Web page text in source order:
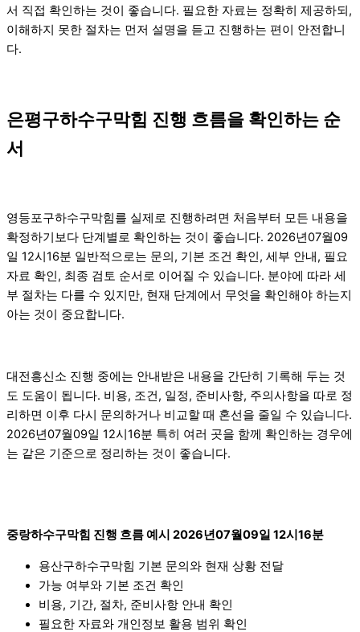
서 직접 확인하는 것이 좋습니다. 필요한 자료는 정확히 제공하되,
이해하지 못한 절차는 먼저 설명을 듣고 진행하는 편이 안전합니
다.
은평구하수구막힘 진행 흐름을 확인하는 순
서
영등포구하수구막힘를 실제로 진행하려면 처음부터 모든 내용을
확정하기보다 단계별로 확인하는 것이 좋습니다. 2026년07월09
일 12시16분 일반적으로는 문의, 기본 조건 확인, 세부 안내, 필요
자료 확인, 최종 검토 순서로 이어질 수 있습니다. 분야에 따라 세
부 절차는 다를 수 있지만, 현재 단계에서 무엇을 확인해야 하는지
아는 것이 중요합니다.
대전흥신소 진행 중에는 안내받은 내용을 간단히 기록해 두는 것
도 도움이 됩니다. 비용, 조건, 일정, 준비사항, 주의사항을 따로 정
리하면 이후 다시 문의하거나 비교할 때 혼선을 줄일 수 있습니다.
2026년07월09일 12시16분 특히 여러 곳을 함께 확인하는 경우에
는 같은 기준으로 정리하는 것이 좋습니다.
중랑하수구막힘 진행 흐름 예시 2026년07월09일 12시16분
용산구하수구막힘 기본 문의와 현재 상황 전달
가능 여부와 기본 조건 확인
비용, 기간, 절차, 준비사항 안내 확인
필요한 자료와 개인정보 활용 범위 확인